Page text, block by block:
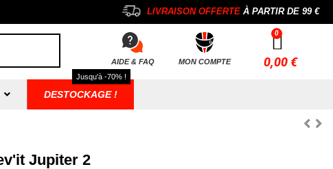
LIVRAISON OFFERTEÀ PARTIR DE 99 €
AIDE & FAQ MON COMPTE 0,00 €
DESTOCKAGE !
Jusqu'à -70% !
Jupiter 2